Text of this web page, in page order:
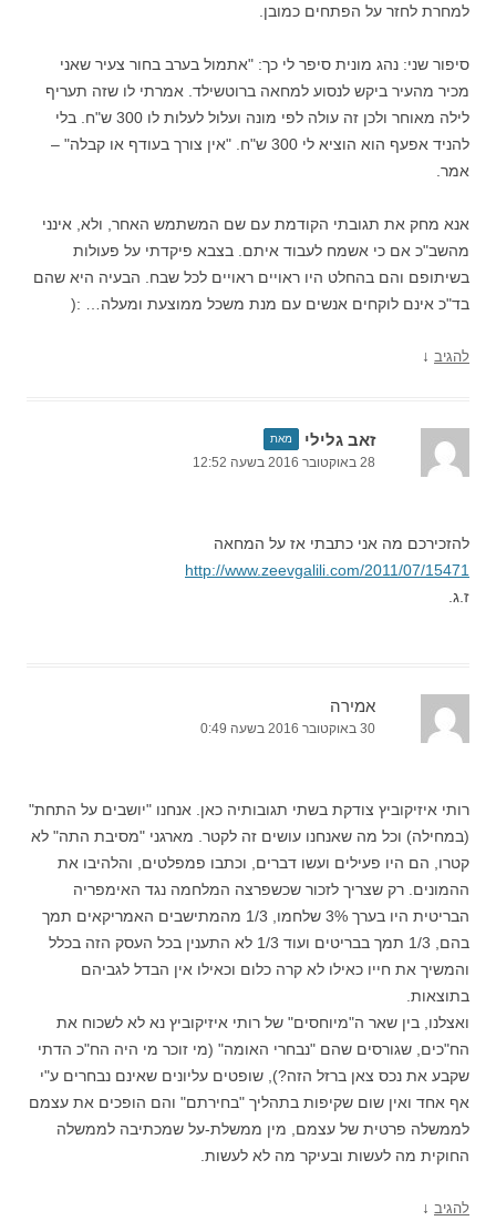
למחרת לחזר על הפתחים כמובן.
סיפור שני: נהג מונית סיפר לי כך: "אתמול בערב בחור צעיר שאני
מכיר מהעיר ביקש לנסוע למחאה ברוטשילד. אמרתי לו שזה תעריף
לילה מאוחר ולכן זה עולה לפי מונה ועלול לעלות לו 300 ש"ח. בלי
להניד אפעף הוא הוציא לי 300 ש"ח. "אין צורך בעודף או קבלה" –
אמר.
אנא מחק את תגובתי הקודמת עם שם המשתמש האחר, ולא, אינני
מהשב"כ אם כי אשמח לעבוד איתם. בצבא פיקדתי על פעולות
בשיתופם והם בהחלט היו ראויים ראויים לכל שבח. הבעיה היא שהם
בד"כ אינם לוקחים אנשים עם מנת משכל ממוצעת ומעלה… :(
להגיב ↓
זאב גלילי מאת
28 באוקטובר 2016 בשעה 12:52
להזכירכם מה אני כתבתי אז על המחאה
http://www.zeevgalili.com/2011/07/15471
ז.ג.
אמירה
30 באוקטובר 2016 בשעה 0:49
רותי איזיקוביץ צודקת בשתי תגובותיה כאן. אנחנו "יושבים על התחת"
(במחילה) וכל מה שאנחנו עושים זה לקטר. מארגני "מסיבת התה" לא
קטרו, הם היו פעילים ועשו דברים, וכתבו פמפלטים, והלהיבו את
ההמונים. רק שצריך לזכור שכשפרצה המלחמה נגד האימפריה
הבריטית היו בערך 3% שלחמו, 1/3 מהמתישבים האמריקאים תמך
בהם, 1/3 תמך בבריטים ועוד 1/3 לא התענין בכל העסק הזה בכלל
והמשיך את חייו כאילו לא קרה כלום וכאילו אין הבדל לגביהם
בתוצאות.
ואצלנו, בין שאר ה"מיוחסים" של רותי איזיקוביץ נא לא לשכוח את
הח"כים, שגורסים שהם "נבחרי האומה" (מי זוכר מי היה הח"כ הדתי
שקבע את נכס צאן ברזל הזה?), שופטים עליונים שאינם נבחרים ע"י
אף אחד ואין שום שקיפות בתהליך "בחירתם" והם הופכים את עצמם
לממשלה פרטית של עצמם, מין ממשלת-על שמכתיבה לממשלה
החוקית מה לעשות ובעיקר מה לא לעשות.
להגיב ↓